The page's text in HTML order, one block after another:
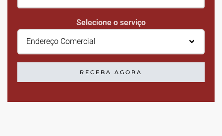
Selecione o serviço
Endereço Comercial
RECEBA AGORA